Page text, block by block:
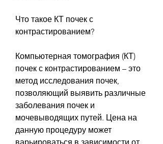
Что такое КТ почек с
контрастированием?
Компьютерная томография (КТ)
почек с контрастированием – это
метод исследования почек,
позволяющий выявить различные
заболевания почек и
мочевыводящих путей. Цена на
данную процедуру может
варьироваться в зависимости от